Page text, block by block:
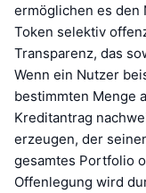
ermöglichen es den
Token selektiv
Transparenz, das
Wenn ein Nutzer
bestimmten Menge
Kreditantrag
erzeugen, der
gesamtes Portfolio
Offenlegung wird